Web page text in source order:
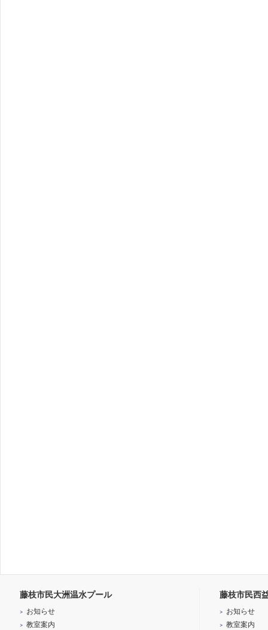
藤枝市民大洲温水プール
お知らせ
教室案内
藤枝市民西
お知らせ
教室案内